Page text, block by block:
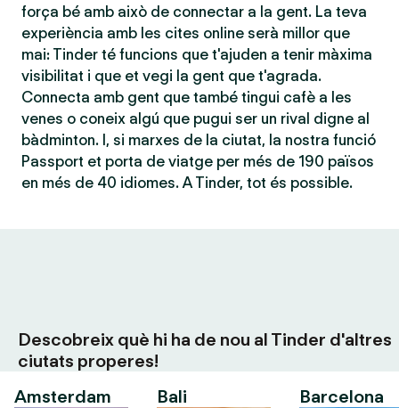
força bé amb això de connectar a la gent. La teva
experiència amb les cites online serà millor que
mai: Tinder té funcions que t'ajuden a tenir màxima
visibilitat i que et vegi la gent que t'agrada.
Connecta amb gent que també tingui cafè a les
venes o coneix algú que pugui ser un rival digne al
bàdminton. I, si marxes de la ciutat, la nostra funció
Passport et porta de viatge per més de 190 països
en més de 40 idiomes. A Tinder, tot és possible.
Descobreix què hi ha de nou al Tinder d'altres
ciutats properes!
Amsterdam
Bali Barcelona